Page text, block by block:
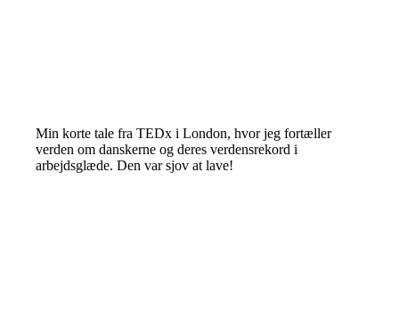
Min korte tale fra TEDx i London, hvor jeg fortæller
verden om danskerne og deres verdensrekord i
arbejdsglæde. Den var sjov at lave!